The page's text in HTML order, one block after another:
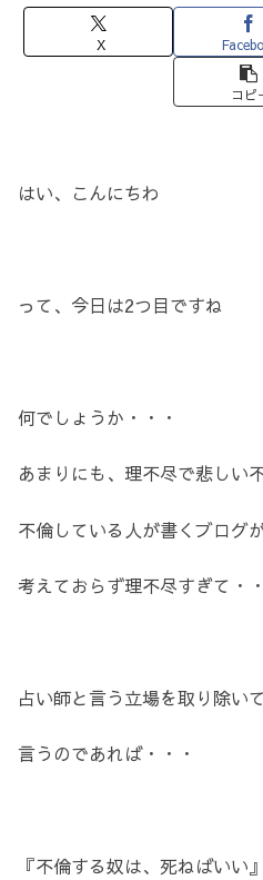
X
コピ
はい、こんにちわ
って、今日は2つ目ですね
何でしょうか・・・
あまりにも、理不尽で悲しい
不倫している人が書くブログ
考えておらず理不尽すぎて・
占い師と言う立場を取り除い
言うのであれば・・・
『不倫する奴は、死ねばいい』